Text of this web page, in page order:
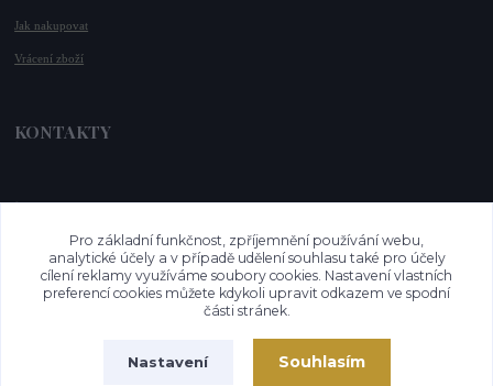
Jak nakupovat
Vrácení zboží
KONTAKTY
📞 +420 732 779 508
www.vysnenekabelky.cz
Pro základní funkčnost, zpříjemnění používání webu,
analytické účely a v případě udělení souhlasu také pro účely
cílení reklamy využíváme soubory cookies. Nastavení vlastních
preferencí cookies můžete kdykoli upravit odkazem ve spodní
části stránek.
Nastavení Souhlasím